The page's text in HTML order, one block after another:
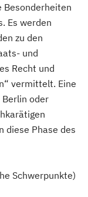
Besonderheiten
Es werden
zu den
und
Recht und
vermittelt. Eine
oder
diese Phase des
Schwerpunkte)